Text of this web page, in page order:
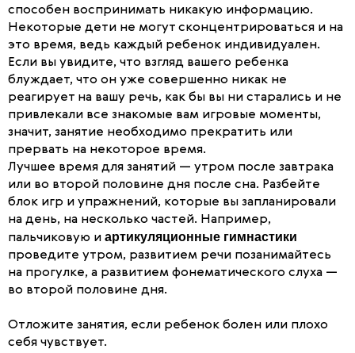
способен воспринимать никакую информацию.
Некоторые дети не могут сконцентрироваться и на
это время, ведь каждый ребенок индивидуален.
Если вы увидите, что взгляд вашего ребенка
блуждает, что он уже совершенно никак не
реагирует на вашу речь, как бы вы ни старались и не
привлекали все знакомые вам игровые моменты,
значит, занятие необходимо прекратить или
прервать на некоторое время.
Лучшее время для занятий — утром после завтрака
или во второй половине дня после сна. Разбейте
блок игр и упражнений, которые вы запланировали
на день, на несколько частей. Например,
пальчиковую и артикуляционные гимнастики
проведите утром, развитием речи позанимайтесь
на прогулке, а развитием фонематического слуха —
во второй половине дня.
Отложите занятия, если ребенок болен или плохо
себя чувствует.